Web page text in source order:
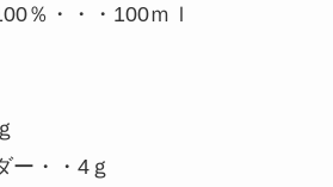
％・・・100ｍｌ
ー・・4ｇ